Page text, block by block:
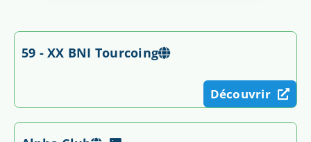
59 - XX BNI Tourcoing
Découvrir